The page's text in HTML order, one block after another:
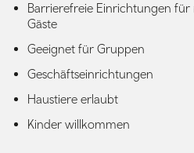
Barrierefreie Einrichtungen
Gäste
Geeignet für Gruppen
Geschäftseinrichtungen
Haustiere erlaubt
Kinder willkommen